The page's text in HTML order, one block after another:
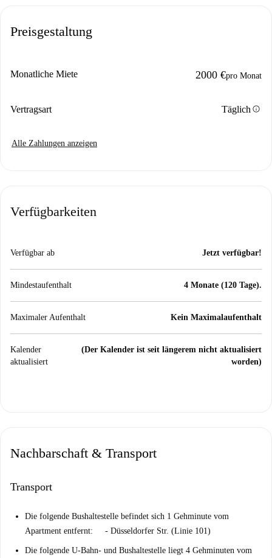
Preisgestaltung
Monatliche Miete 2000 €pro Monat
Vertragsart Täglich info
Alle Zahlungen anzeigen
Verfügbarkeiten
Verfügbar ab Jetzt verfügbar!
Mindestaufenthalt 4 Monate (120 Tage).
Maximaler Aufenthalt Kein Maximalaufenthalt
Kalender
aktualisiert
(Der Kalender ist seit längerem nicht aktualisiert
worden)
Nachbarschaft & Transport
Transport
Die folgende Bushaltestelle befindet sich 1 Gehminute vom
Apartment entfernt: - Düsseldorfer Str. (Linie 101)
Die folgende U-Bahn- und Bushaltestelle liegt 4 Gehminuten vom